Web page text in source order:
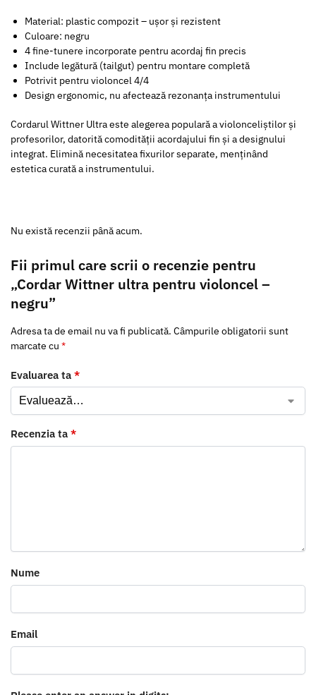
Material: plastic compozit – ușor și rezistent
Culoare: negru
4 fine-tunere incorporate pentru acordaj fin precis
Include legătură (tailgut) pentru montare completă
Potrivit pentru violoncel 4/4
Design ergonomic, nu afectează rezonanța instrumentului
Cordarul Wittner Ultra este alegerea populară a violonceliștilor și
profesorilor, datorită comodității acordajului fin și a designului
integrat. Elimină necesitatea fixurilor separate, menținând
estetica curată a instrumentului.
Nu există recenzii până acum.
Fii primul care scrii o recenzie pentru
„Cordar Wittner ultra pentru violoncel –
negru”
Adresa ta de email nu va fi publicată. Câmpurile obligatorii sunt
marcate cu *
Evaluarea ta *
Recenzia ta *
Nume
Email